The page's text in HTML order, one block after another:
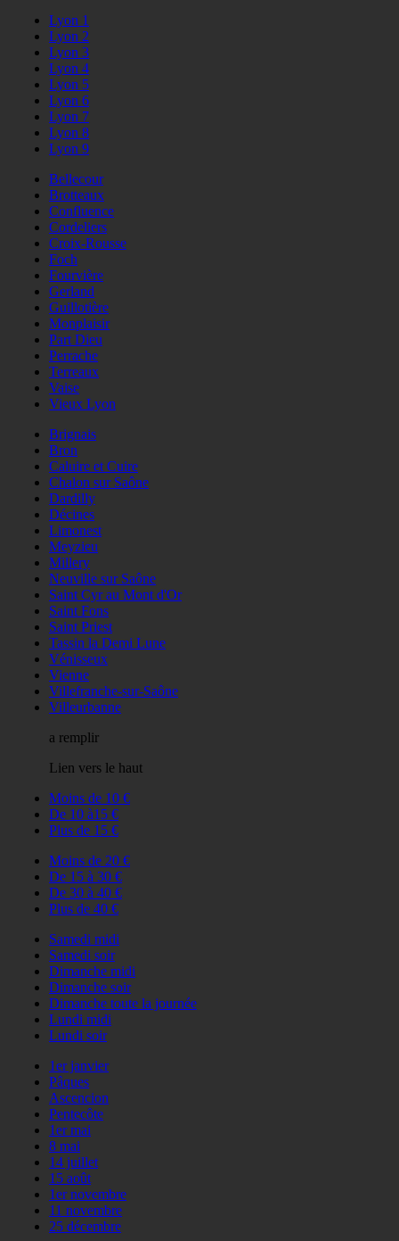
Lyon 1
Lyon 2
Lyon 3
Lyon 4
Lyon 5
Lyon 6
Lyon 7
Lyon 8
Lyon 9
Bellecour
Brotteaux
Confluence
Cordeliers
Croix-Rousse
Foch
Fourvière
Gerland
Guillotière
Monplaisir
Part Dieu
Perrache
Terreaux
Vaise
Vieux Lyon
Brignais
Bron
Caluire et Cuire
Chalon sur Saône
Dardilly
Décines
Limonest
Meyzieu
Millery
Neuville sur Saône
Saint Cyr au Mont d'Or
Saint Fons
Saint Priest
Tassin la Demi Lune
Vénisseux
Vienne
Villefranche-sur-Saône
Villeurbanne
a remplir
Lien vers le haut
Moins de 10 €
De 10 à15 €
Plus de 15 €
Moins de 20 €
De 15 à 30 €
De 30 à 40 €
Plus de 40 €
Samedi midi
Samedi soir
Dimanche midi
Dimanche soir
Dimanche toute la journée
Lundi midi
Lundi soir
1er janvier
Pâques
Ascencion
Pentecôte
1er mai
8 mai
14 juillet
15 août
1er novembre
11 novembre
25 décembre